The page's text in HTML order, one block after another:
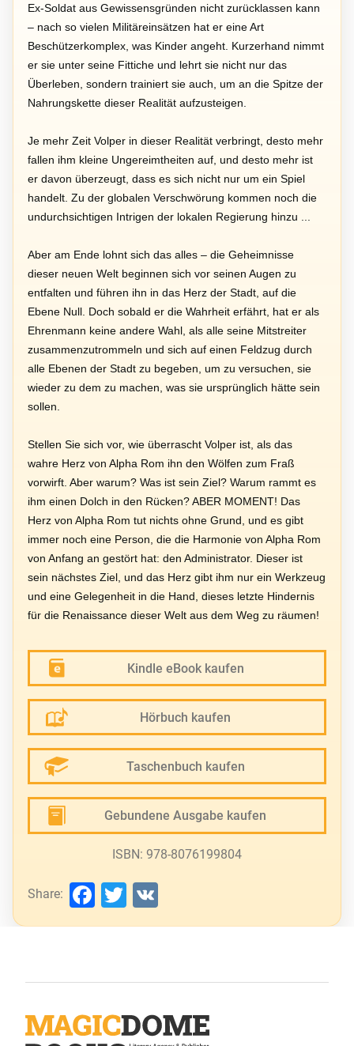
Ex-Soldat aus Gewissensgründen nicht zurücklassen kann
– nach so vielen Militäreinsätzen hat er eine Art
Beschützerkomplex, was Kinder angeht. Kurzerhand nimmt
er sie unter seine Fittiche und lehrt sie nicht nur das
Überleben, sondern trainiert sie auch, um an die Spitze der
Nahrungskette dieser Realität aufzusteigen.
Je mehr Zeit Volper in dieser Realität verbringt, desto mehr
fallen ihm kleine Ungereimtheiten auf, und desto mehr ist
er davon überzeugt, dass es sich nicht nur um ein Spiel
handelt. Zu der globalen Verschwörung kommen noch die
undurchsichtigen Intrigen der lokalen Regierung hinzu ...
Aber am Ende lohnt sich das alles – die Geheimnisse
dieser neuen Welt beginnen sich vor seinen Augen zu
entfalten und führen ihn in das Herz der Stadt, auf die
Ebene Null. Doch sobald er die Wahrheit erfährt, hat er als
Ehrenmann keine andere Wahl, als alle seine Mitstreiter
zusammenzutrommeln und sich auf einen Feldzug durch
alle Ebenen der Stadt zu begeben, um zu versuchen, sie
wieder zu dem zu machen, was sie ursprünglich hätte sein
sollen.
Stellen Sie sich vor, wie überrascht Volper ist, als das
wahre Herz von Alpha Rom ihn den Wölfen zum Fraß
vorwirft. Aber warum? Was ist sein Ziel? Warum rammt es
ihm einen Dolch in den Rücken? ABER MOMENT! Das
Herz von Alpha Rom tut nichts ohne Grund, und es gibt
immer noch eine Person, die die Harmonie von Alpha Rom
von Anfang an gestört hat: den Administrator. Dieser ist
sein nächstes Ziel, und das Herz gibt ihm nur ein Werkzeug
und eine Gelegenheit in die Hand, dieses letzte Hindernis
für die Renaissance dieser Welt aus dem Weg zu räumen!
Kindle eBook kaufen
Hörbuch kaufen
Taschenbuch kaufen
Gebundene Ausgabe kaufen
ISBN: 978-8076199804
Share: Facebook
Twitter